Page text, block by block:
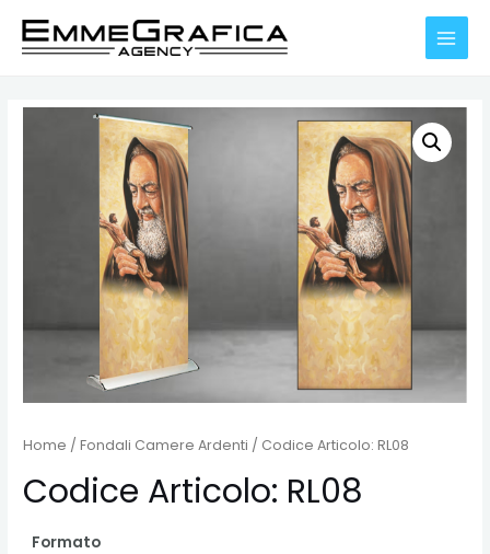
MAIN
Home /Fondali Camere Ardenti / Codice Articolo: RL08
Codice Articolo: RL08
Formato